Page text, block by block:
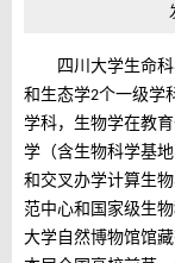
四川大学生命
和生态学2个一级学
学科，生物学在教
学（含生物科学基
和交叉办学计算生
范中心和国家级生
大学自然博物馆馆